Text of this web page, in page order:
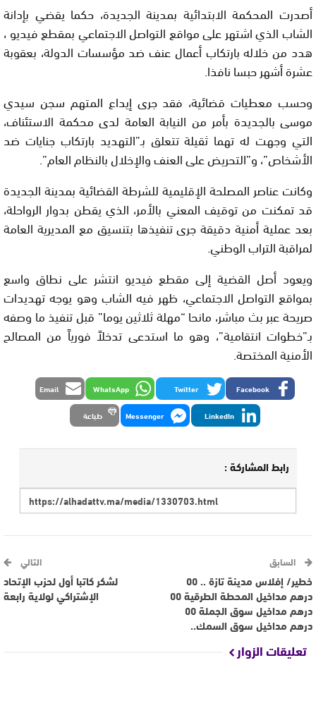
أصدرت المحكمة الابتدائية بمدينة الجديدة، حكما يقضي بإدانة
الشاب الذي اشتهر على مواقع التواصل الاجتماعي بمقطع فيديو ،
هدد من خلاله بارتكاب أعمال عنف ضد مؤسسات الدولة، بعقوبة
عشرة أشهر حبسا نافذا.
وحسب معطيات قضائية، فقد جرى إيداع المتهم سجن سيدي
موسى بالجديدة بأمر من النيابة العامة لدى محكمة الاستئناف،
التي وجهت له تهما ثقيلة تتعلق بـ”التهديد بارتكاب جنايات ضد
الأشخاص”، و”التحريض على العنف والإخلال بالنظام العام”.
وكانت عناصر المصلحة الإقليمية للشرطة القضائية بمدينة الجديدة
قد تمكنت من توقيف المعني بالأمر، الذي يقطن بدوار الرواحلة،
بعد عملية أمنية دقيقة جرى تنفيذها بتنسيق مع المديرية العامة
لمراقبة التراب الوطني.
ويعود أصل القضية إلى مقطع فيديو انتشر على نطاق واسع
بمواقع التواصل الاجتماعي، ظهر فيه الشاب وهو يوجه تهديدات
صريحة عبر بث مباشر، مانحا “مهلة ثلاثين يوما” قبل تنفيذ ما وصفه
بـ”خطوات انتقامية”، وهو ما استدعى تدخلاً فورياً من المصالح
الأمنية المختصة.
Facebook
Twitter
WhatsApp
Email
LinkedIn
Messenger طباعة
رابط المشاركة :
السابق
خطير/ إفلاس مدينة تازة .. 00
درهم مداخيل المحطة الطرقية 00
درهم مداخيل سوق الجملة 00
درهم مداخيل سوق السمك..
التالي
لشكر كاتبا أول لحزب الإتحاد
الإشتراكي لولاية رابعة
تعليقات الزوار